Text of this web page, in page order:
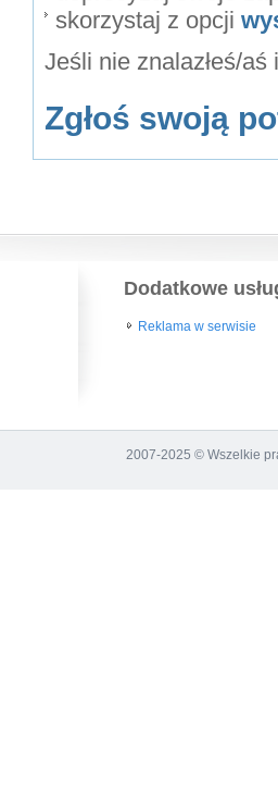
skorzystaj z opcji
Jeśli nie znalazłeś/
Zgłoś swoją
Dodatkowe
Reklama w serwisie
2007-2025 © Wszelkie